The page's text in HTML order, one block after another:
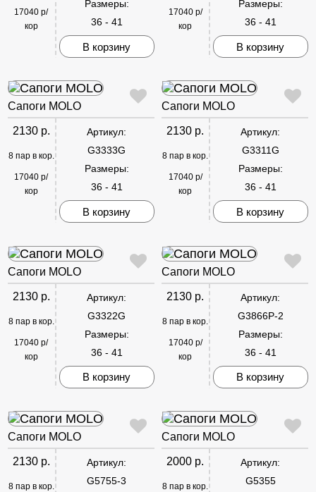
17040 р/
кор
Размеры:
36 - 41
В корзину
17040 р/
кор
Размеры:
36 - 41
В корзину
Сапоги MOLO
2130 р.
8 пар в кор.
17040 р/
кор
Артикул:
G3333G
Размеры:
36 - 41
В корзину
Сапоги MOLO
2130 р.
8 пар в кор.
17040 р/
кор
Артикул:
G3311G
Размеры:
36 - 41
В корзину
Сапоги MOLO
2130 р.
8 пар в кор.
17040 р/
кор
Артикул:
G3322G
Размеры:
36 - 41
В корзину
Сапоги MOLO
2130 р.
8 пар в кор.
17040 р/
кор
Артикул:
G3866P-2
Размеры:
36 - 41
В корзину
Сапоги MOLO
2130 р.
8 пар в кор.
Артикул:
G5755-3
Сапоги MOLO
2000 р.
8 пар в кор.
Артикул:
G5355